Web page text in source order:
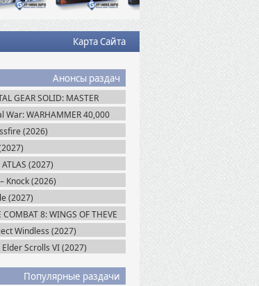
Карта Сайта
Анонсы раздач
GEAR SOLID: MASTER
Vol.2 (2026)
War: WARHAMMER 40,000
(2026)
(2027)
Knock (2026)
(2027)
COMBAT 8: WINGS OF THEVE
Windless (2027)
Elder Scrolls VI (2027)
Популярные раздачи